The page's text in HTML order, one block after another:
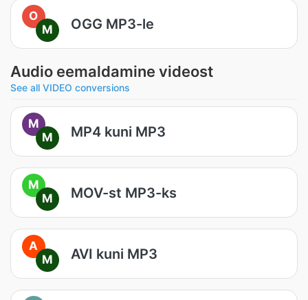
O
M
OGG MP3-le
Audio eemaldamine videost
See all VIDEO conversions
M
M
MP4 kuni MP3
M
M
MOV-st MP3-ks
A
M
AVI kuni MP3